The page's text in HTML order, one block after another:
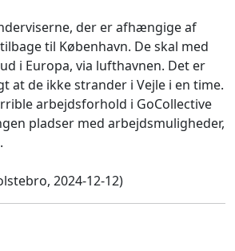
der er afhængige af
til København. De skal med
i Europa, via lufthavnen. Det er
at de ikke strander i Vejle i en time.
arbejdsforhold i GoCollective
pladser med arbejdsmuligheder,
2024-12-12)